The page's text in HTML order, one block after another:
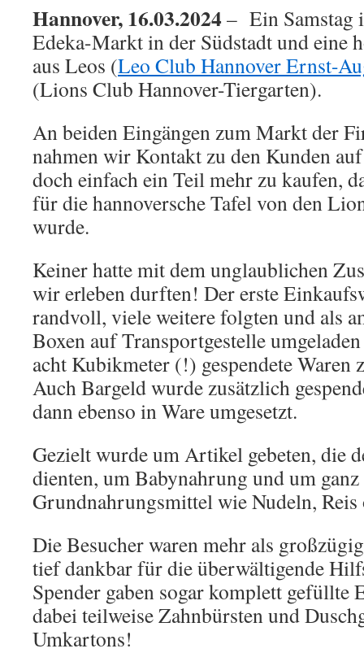
Hannover, 16.03.2024 – Ein Samstag
Edeka-Markt in der Südstadt und eine
aus Leos (Leo Club Hannover Ernst-
(Lions Club Hannover-Tiergarten).
An beiden Eingängen zum Markt der
nahmen wir Kontakt zu den Kunden
doch einfach ein Teil mehr zu kaufen,
für die hannoversche Tafel von den
wurde.
Keiner hatte mit dem unglaublichen
wir erleben durften! Der erste
randvoll, viele weitere folgten und als
Boxen auf Transportgestelle
acht Kubikmeter (!) gespendete Waren
Auch Bargeld wurde zusätzlich
dann ebenso in Ware umgesetzt.
Gezielt wurde um Artikel gebeten, die
dienten, um Babynahrung und um
Grundnahrungsmittel wie Nudeln,
Die Besucher waren mehr als
tief dankbar für die überwältigende
Spender gaben sogar komplett gefüllte
dabei teilweise Zahnbürsten und
Umkartons!